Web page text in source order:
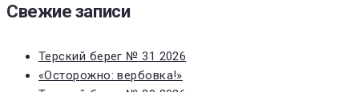
Свежие записи
Терский берег № 31 2026
«Осторожно: вербовка!»